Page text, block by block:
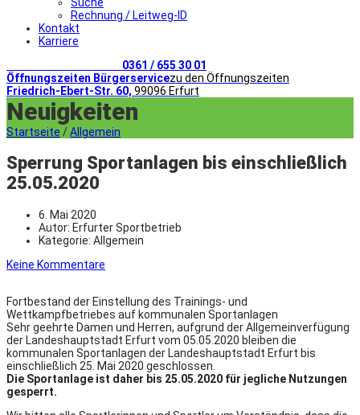
Rechnung / Leitweg-ID
Kontakt
Karriere
0361 / 655 30 01
Öffnungszeiten Bürgerservicezu den Öffnungszeiten
Friedrich-Ebert-Str. 60, 99096 Erfurt
Neuigkeiten
Startseite /Allgemein
Sperrung Sportanlagen bis einschließlich
25.05.2020
6. Mai 2020
Autor: Erfurter Sportbetrieb
Kategorie: Allgemein
Keine Kommentare
Fortbestand der Einstellung des Trainings- und
Wettkampfbetriebes auf kommunalen Sportanlagen
Sehr geehrte Damen und Herren, aufgrund der Allgemeinverfügung
der Landeshauptstadt Erfurt vom 05.05.2020 bleiben die
kommunalen Sportanlagen der Landeshauptstadt Erfurt bis
einschließlich 25. Mai 2020 geschlossen.
Die Sportanlage ist daher bis 25.05.2020 für jegliche Nutzungen
gesperrt.